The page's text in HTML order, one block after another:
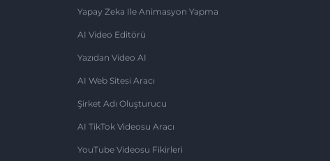
Yapay Zeka Ile Animasyon Yapma
AI Video Editörü
Yazıdan Video AI
AI Web Sitesi Aracı
Şirket Adı Oluşturucu
AI TikTok Videosu Aracı
YouTube Videosu Fikirleri